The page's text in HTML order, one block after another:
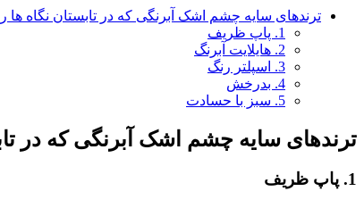
ترندهای سایه چشم اشک آبرنگی که در تابستان نگاه ها
1. پاپ ظریف
2. هایلایت آبرنگ
3. اسپلتر رنگ
4. بدرخش
5. سبز با حسادت
ترندهای سایه چشم اشک آبرنگی که در
1. پاپ ظریف